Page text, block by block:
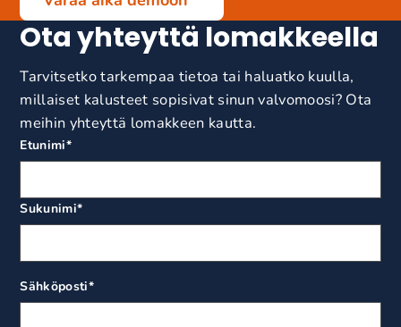
Ota yhteyttä lomakkeella
Tarvitsetko tarkempaa tietoa tai haluatko kuulla,
millaiset kalusteet sopisivat sinun valvomoosi? Ota
meihin yhteyttä lomakkeen kautta.
Etunimi*
Sukunimi*
Sähköposti*